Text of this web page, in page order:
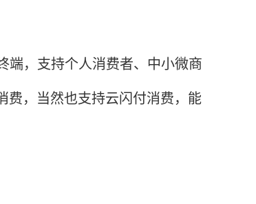
端，支持个人消费者、中小微商
费，当然也支持云闪付消费，能